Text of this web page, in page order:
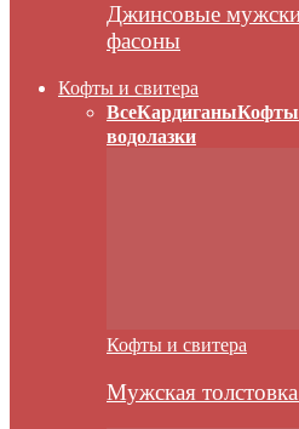
Джинсовые
фасоны
Кофты и свитера
ВсеКардиганыКофты
водолазки
Кофты и свитера
Мужская